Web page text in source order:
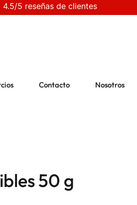
4.5/5 reseñas de clientes
Contacto Nosotros
50 g